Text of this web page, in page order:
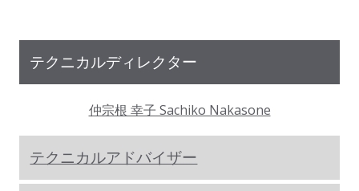
テクニカルディレクター
仲宗根 幸子 Sachiko Nakasone
テクニカルアドバイザー